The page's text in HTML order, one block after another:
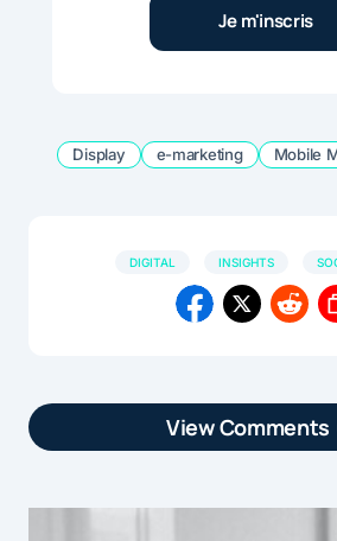
Display e-marketing Mobile
DIGITAL INSIGHTS
View Comments
devrait dépasser les 3